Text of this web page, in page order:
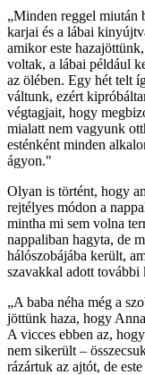
„Minden reggel miután
karjai és a lábai
amikor este
voltak, a lábai például
az ölében. Egy hét telt
váltunk, ezért
végtagjait, hogy
mialatt nem vagyunk
esténként minden
ágyon."
Olyan is történt, hogy
rejtélyes módon a
mintha mi sem volna
nappaliban hagyta, de
hálószobájába került,
szavakkal adott további
„A baba néha még a
jöttünk haza, hogy
A vicces ebben az,
nem sikerült –
rázártuk az ajtót, de